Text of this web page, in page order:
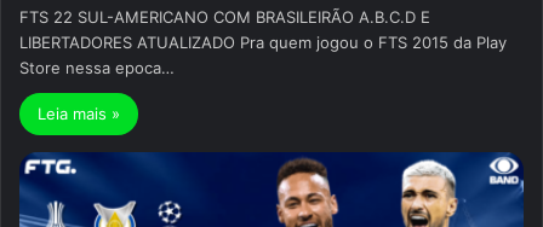
FTS 22 SUL-AMERICANO COM BRASILEIRÃO A.B.C.D E
LIBERTADORES ATUALIZADO Pra quem jogou o FTS 2015 da Play
Store nessa epoca…
Leia mais »